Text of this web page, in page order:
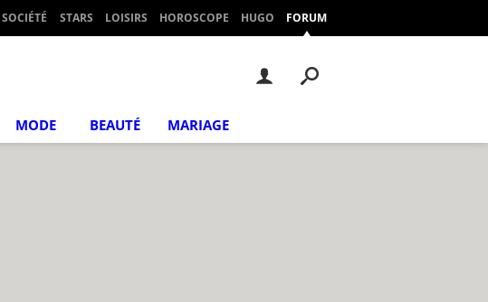
SOCIÉTÉ STARS LOISIRS HOROSCOPE HUGO FORUM
MODE BEAUTÉ MARIAGE